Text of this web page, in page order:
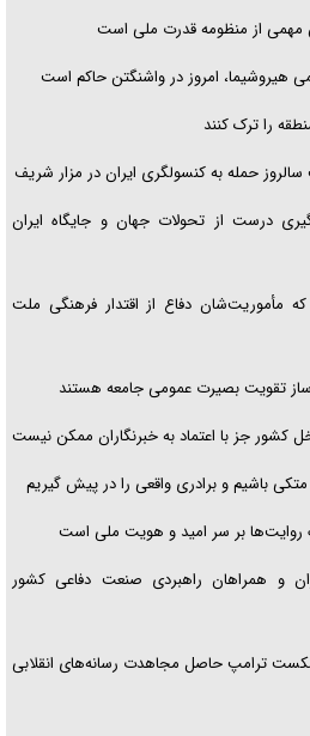
از منظومه قدرت ملی است
هیروشیما، امروز در واشنگتن حاکم است
را ترک کنند
سالروز حمله به کنسولگری ایران در مزار شریف
درست از تحولات جهان و جایگاه ایران
که مأموریت‌شان دفاع از اقتدار فرهنگی ملت
تقویت بصیرت عمومی جامعه هستند
کشور جز با اعتماد به خبرنگاران ممکن نیست
باشیم و برادری واقعی را در پیش گیریم
بر سر امید و هویت ملی است
و همراهان راهبردی صنعت دفاعی کشور
ترامپ حاصل مجاهدت رسانه‌های انقلابی